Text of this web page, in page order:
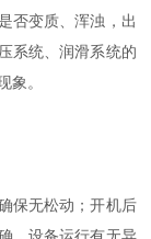
否变质、浑浊，出
系统、润滑系统的
象。
保无松动；开机后